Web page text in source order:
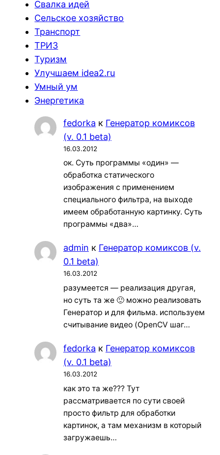
Свалка идей
Сельское хозяйство
Транспорт
ТРИЗ
Туризм
Улучшаем idea2.ru
Умный ум
Энергетика
fedorka к Генератор комиксов
(v. 0.1 beta)
16.03.2012
ок. Суть программы «один» —
обработка статического
изображения с применением
специального фильтра, на выходе
имеем обработанную картинку. Суть
программы «два»…
admin к Генератор комиксов (v.
0.1 beta)
16.03.2012
разумеется — реализация другая,
но суть та же 🙂 можно реализовать
Генератор и для фильма. используем
считывание видео (OpenCV шаг…
fedorka к Генератор комиксов
(v. 0.1 beta)
16.03.2012
как это та же??? Тут
рассматривается по сути своей
просто фильтр для обработки
картинок, а там механизм в который
загружаешь…